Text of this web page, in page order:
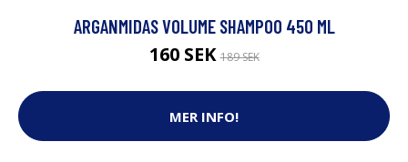
ARGANMIDAS VOLUME SHAMPOO 450 ML
160 SEK189 SEK
MER INFO!